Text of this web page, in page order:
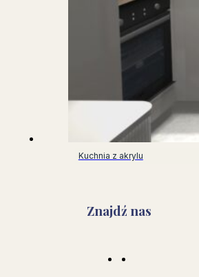
Kuchnia z akrylu
Znajdź nas